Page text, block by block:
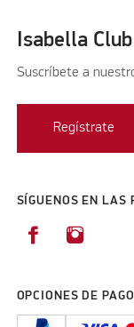
Isabella Club
Suscríbete a
Regístrate
SÍGUENOS EN LAS
OPCIONES DE PAGO